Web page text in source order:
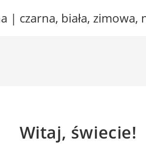
| czarna, biała, zimowa,
Witaj, świecie!